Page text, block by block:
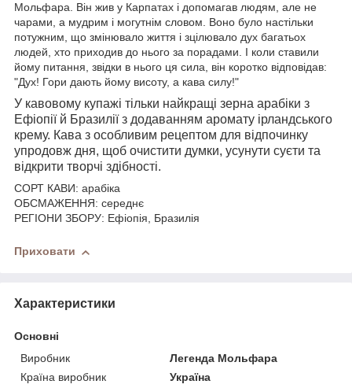
Мольфара. Він жив у Карпатах і допомагав людям, але не
чарами, а мудрим і могутнім словом. Воно було настільки
потужним, що змінювало життя і зцілювало дух багатьох
людей, хто приходив до нього за порадами. І коли ставили
йому питання, звідки в нього ця сила, він коротко відповідав:
"Дух! Гори дають йому висоту, а кава силу!"
У кавовому купажі тільки найкращі зерна арабіки з
Ефіопії й Бразилії з додаванням аромату ірландського
крему. Кава з особливим рецептом для відпочинку
упродовж дня, щоб очистити думки, усунути суєти та
відкрити творчі здібності.
СОРТ КАВИ: арабіка
ОБСМАЖЕННЯ: середнє
РЕГІОНИ ЗБОРУ: Ефіопія, Бразилія
Приховати
Характеристики
Основні
Виробник
Легенда Мольфара
Країна виробник
Україна